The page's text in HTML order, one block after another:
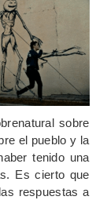
sobre
el pueblo y la
tenido una
Es cierto que
respuestas a